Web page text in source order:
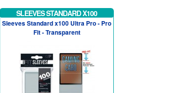
SLEEVES STANDARD X100
Sleeves Standard x100 Ultra Pro - Pro
Fit - Transparent